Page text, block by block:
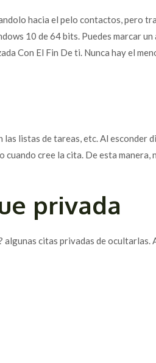
hacia el pelo contactos, pero
10 de 64 bits. Puedes marcar
Con El Fin De ti. Nunca hay el
listas de tareas, etc. Al esconder
cree la cita. De esta
privada
citas privadas de